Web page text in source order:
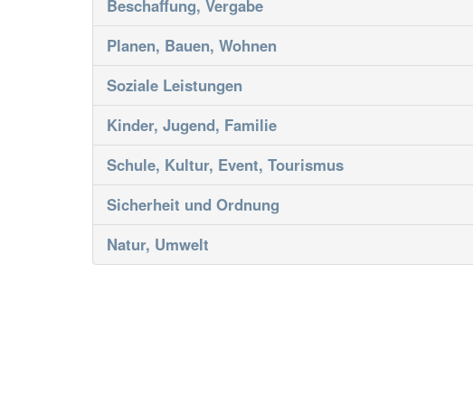
Beschaffung, Vergabe
Planen, Bauen, Wohnen
Soziale Leistungen
Kinder, Jugend, Familie
Schule, Kultur, Event, Tourismus
Sicherheit und Ordnung
Natur, Umwelt